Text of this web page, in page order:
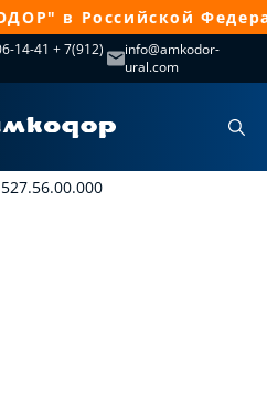
в Российской
14-41 + 7(912)
info@amkodor-
ural.com